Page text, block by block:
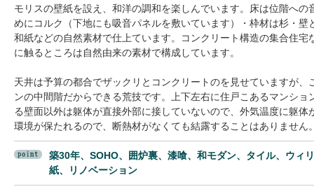
モリスの壁紙を設え、和洋の調和を楽しんでいます。床は位階への
めにコルク（下地にも吸音パネルを敷いています）・枠材は杉・壁
和紙などの自然素材で仕上ています。コンクリート構造の集合住宅
に触るところは自然由来の素材で構成しています。
天井は予算の都合でザックリとコンクリートのを見せていますが、
ンの中間階だからできる荒技です。上下左右に住戸こあるマンショ
る壁面以外は躯体が直接外部に接していないので、外気温度に躯体
環境が保たれるので、断熱材がなくても結露することはありません
築30年、SOHO、囲炉裏、漆喰、和モダン、タイル、ウィ
紙、リノベーション